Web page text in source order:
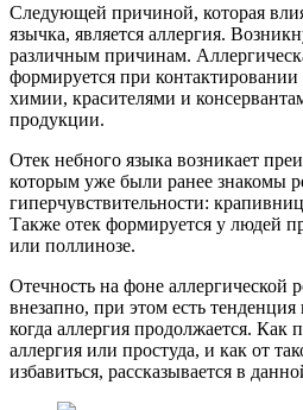
Следующей причиной, которая
язычка, является аллергия.
различным причинам.
формируется при
химии, красителями и
продукции.
Отек небного языка возникает
которым уже были ранее знакомы
гиперчувствительности:
Также отек формируется у людей
или поллинозе.
Отечность на фоне аллергической
внезапно, при этом есть
когда аллергия продолжается. Как
аллергия или простуда, и как от
избавиться, рассказывается в